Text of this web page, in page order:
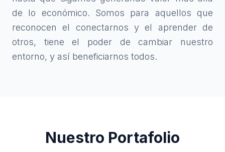
de lo económico. Somos para aquellos que
reconocen el conectarnos y el aprender de
otros, tiene el poder de cambiar nuestro
entorno, y así beneficiarnos todos.
Nuestro Portafolio